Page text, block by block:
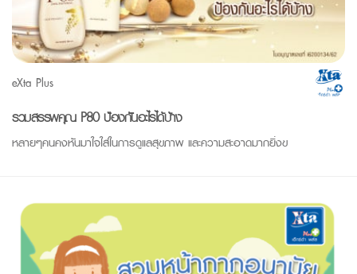
eXta Plus
รวมสรรพคุณ P80 ป้องกันอะไรได้บ้าง
หลายๆคนคงหันมาใจใส่ในการดูแลสุขภาพ และความสะอาดมากยิ่งข